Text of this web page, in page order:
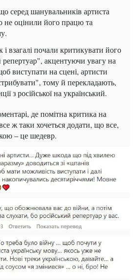
серед шанувальників артиста
не оцінили його працю та
і взагалі почали критикувати його
репертуар", акцентуючи увагу на
виступати на сцені, артисти
тому й перекладають,
з російської на український.
де помітна критика на
ж таки хочеться додати, що все,
– це шедевр.